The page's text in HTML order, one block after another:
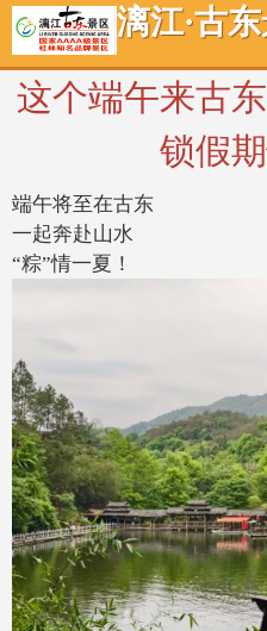
漓江·古
这个端午来古
锁假
端午将至在古东
一起奔赴山水
“粽”情一夏！